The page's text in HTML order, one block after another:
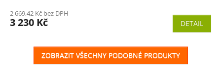
M
A
2 669,42 Kč bez DPH
3 230 Kč DETAIL
ZOBRAZIT VŠECHNY PODOBNÉ PRODUKTY